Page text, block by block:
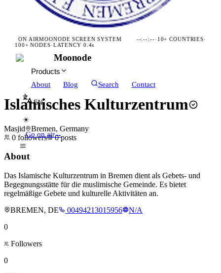
ON AIRMOONODE SCREEN SYSTEM --:--:--· 10+ COUNTRIES·
100+ NODES·LATENCY 0.4s
Moonode
Products
About
Blog Search Contact
EN
☀
Go on air→
Islamisches Kulturzentrum
Masjid
Bremen, Germany
0 followers 0 posts
About
Das Islamische Kulturzentrum in Bremen dient als Gebets- und
Begegnungsstätte für die muslimische Gemeinde. Es bietet
regelmäßige Gebete und kulturelle Aktivitäten an.
BREMEN, DE
00494213015956
N/A
0
Followers
0